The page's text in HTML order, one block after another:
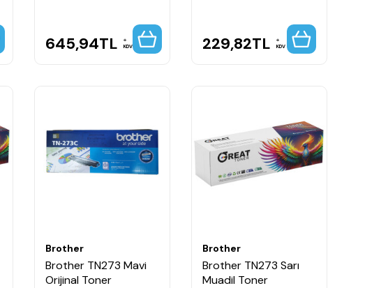
645,94TL KDV 229,82TL KDV
Brother
Brother TN273 Mavi
Orijinal Toner
Brother
Brother TN273 Sarı
Muadil Toner